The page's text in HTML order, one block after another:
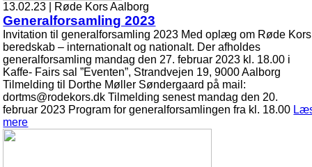
13.02.23 | Røde Kors Aalborg
Generalforsamling 2023
Invitation til generalforsamling 2023 Med oplæg om Røde
beredskab – internationalt og nationalt. Der afholdes
generalforsamling mandag den 27. februar 2023 kl. 18.00 i
Kaffe- Fairs sal ”Eventen”, Strandvejen 19, 9000 Aalborg
Tilmelding til Dorthe Møller Søndergaard på mail:
dortms@rodekors.dk Tilmelding senest mandag den 20.
februar 2023 Program for generalforsamlingen fra kl. 18.00
mere